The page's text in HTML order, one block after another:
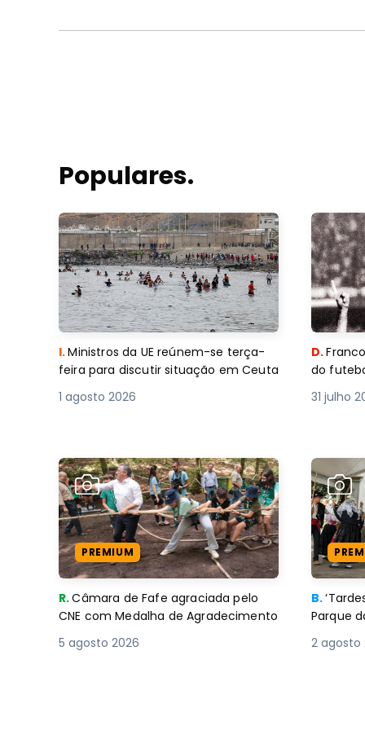
Populares.
I.Ministros da UE reúnem-se terça-
feira para discutir situação em Ceuta
1 agosto 2026
D.
do
31 julho
PREMIUM
R.Câmara de Fafe agraciada pelo
CNE com Medalha de Agradecimento
5 agosto 2026
B.
Parque
2 agosto